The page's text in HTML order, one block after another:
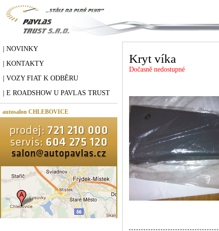
| NOVINKY
| KONTAKTY
| VOZY FIAT K ODBĚRU
| E ROADSHOW U PAVLAS TRUST
autosalon CHLEBOVICE
Kryt víka
Dočasně nedostupné